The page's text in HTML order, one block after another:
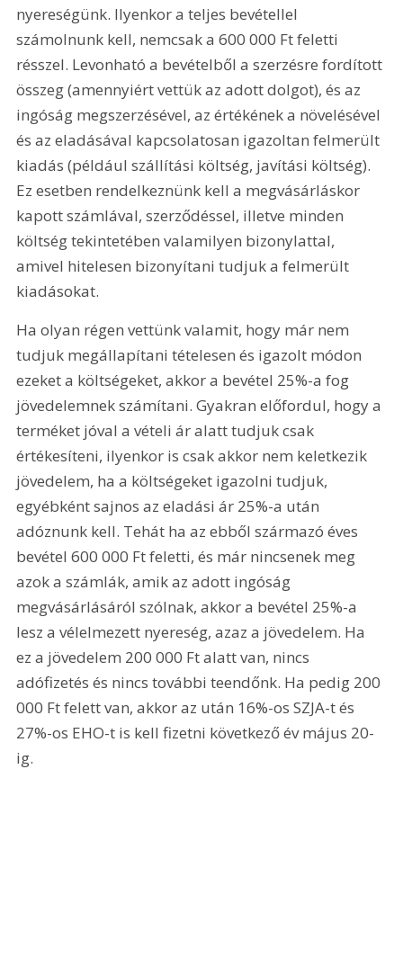
nyereségünk. Ilyenkor a teljes bevétellel
számolnunk kell, nemcsak a 600 000 Ft feletti
résszel. Levonható a bevételből a szerzésre fordított
összeg (amennyiért vettük az adott dolgot), és az
ingóság megszerzésével, az értékének a növelésével
és az eladásával kapcsolatosan igazoltan felmerült
kiadás (például szállítási költség, javítási költség).
Ez esetben rendelkeznünk kell a megvásárláskor
kapott számlával, szerződéssel, illetve minden
költség tekintetében valamilyen bizonylattal,
amivel hitelesen bizonyítani tudjuk a felmerült
kiadásokat.
Ha olyan régen vettünk valamit, hogy már nem
tudjuk megállapítani tételesen és igazolt módon
ezeket a költségeket, akkor a bevétel 25%-a fog
jövedelemnek számítani. Gyakran előfordul, hogy a
terméket jóval a vételi ár alatt tudjuk csak
értékesíteni, ilyenkor is csak akkor nem keletkezik
jövedelem, ha a költségeket igazolni tudjuk,
egyébként sajnos az eladási ár 25%-a után
adóznunk kell. Tehát ha az ebből származó éves
bevétel 600 000 Ft feletti, és már nincsenek meg
azok a számlák, amik az adott ingóság
megvásárlásáról szólnak, akkor a bevétel 25%-a
lesz a vélelmezett nyereség, azaz a jövedelem. Ha
ez a jövedelem 200 000 Ft alatt van, nincs
adófizetés és nincs további teendőnk. Ha pedig 200
000 Ft felett van, akkor az után 16%-os SZJA-t és
27%-os EHO-t is kell fizetni következő év május 20-
ig.